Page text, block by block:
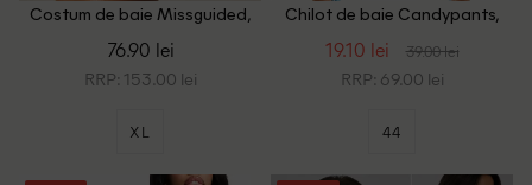
Costum de baie Missguided,
76.90 lei
RRP: 153.00 lei
XL
Chilot de baie Candypants,
19.10 lei 39.00 lei
RRP: 69.00 lei
44